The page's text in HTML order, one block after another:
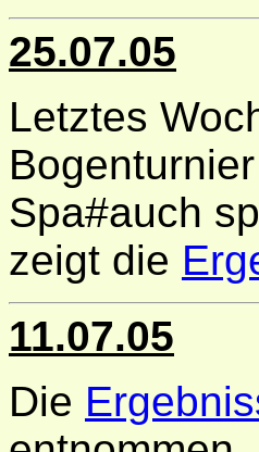
25.07.05
Letztes
Spa#auch
zeigt die
11.07.05
Die